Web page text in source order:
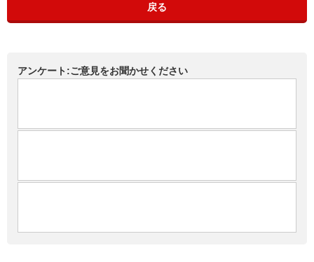
戻る
アンケート:ご意見をお聞かせください